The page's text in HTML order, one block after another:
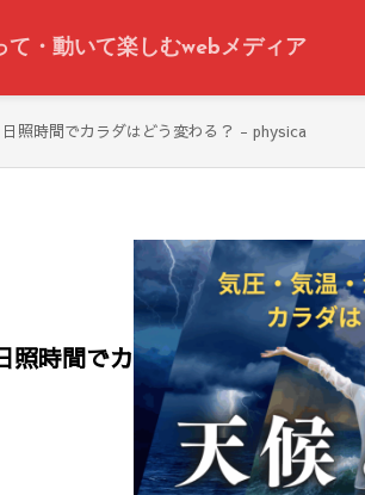
・動いて楽しむwebメディア
照時間でカラダはどう変わる？ - physica
照時間でカ